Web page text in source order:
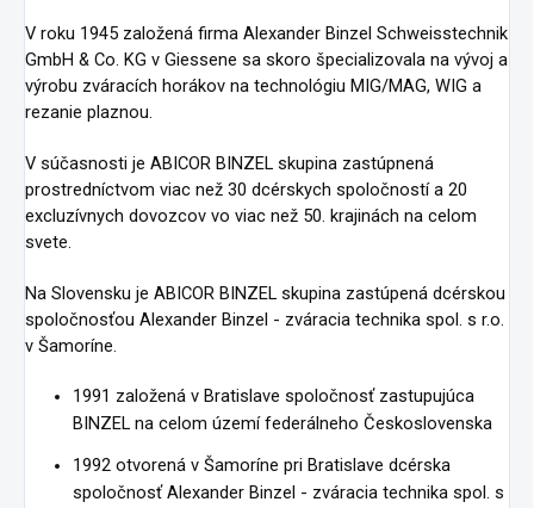
V roku 1945 založená firma Alexander Binzel Schweisstechnik
GmbH & Co. KG v Giessene sa skoro špecializovala na vývoj a
výrobu zváracích horákov na technológiu MIG/MAG, WIG a
rezanie plaznou.
V súčasnosti je ABICOR BINZEL skupina zastúpnená
prostredníctvom viac než 30 dcérskych spoločností a 20
excluzívnych dovozcov vo viac než 50. krajinách na celom
svete.
Na Slovensku je ABICOR BINZEL skupina zastúpená dcérskou
spoločnosťou Alexander Binzel - zváracia technika spol. s r.o.
v Šamoríne.
1991 založená v Bratislave spoločnosť zastupujúca
BINZEL na celom území federálneho Československa
1992 otvorená v Šamoríne pri Bratislave dcérska
spoločnosť Alexander Binzel - zváracia technika spol. s